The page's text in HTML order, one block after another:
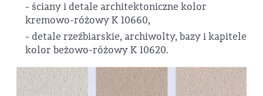
- ściany i detale architektoniczne kolor
kremowo-różowy K 10660,
- detale rzeźbiarskie, archiwolty, bazy i kapitele
kolor beżowo-różowy K 10620.